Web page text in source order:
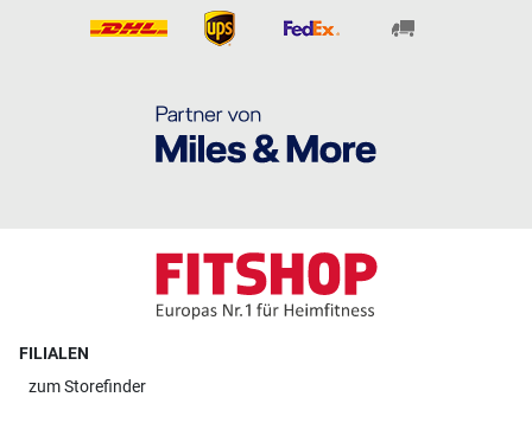
FILIALEN
zumStorefinder